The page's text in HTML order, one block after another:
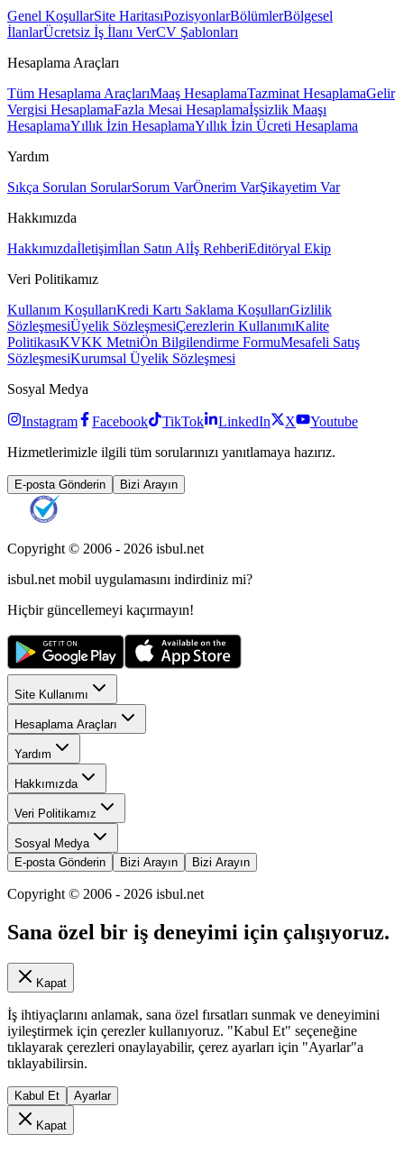
Genel KoşullarSite HaritasıPozisyonlarBölümlerBölgesel
İlanlarÜcretsiz İş İlanı VerCV Şablonları
Hesaplama Araçları
Tüm Hesaplama AraçlarıMaaş HesaplamaTazminat HesaplamaGelir
Vergisi HesaplamaFazla Mesai Hesaplamaİşsizlik Maaşı
HesaplamaYıllık İzin HesaplamaYıllık İzin Ücreti Hesaplama
Yardım
Sıkça Sorulan SorularSorum VarÖnerim VarŞikayetim Var
Hakkımızda
Hakkımızdaİletişimİlan Satın Alİş RehberiEditöryal Ekip
Veri Politikamız
Kullanım KoşullarıKredi Kartı Saklama KoşullarıGizlilik
SözleşmesiÜyelik SözleşmesiÇerezlerin KullanımıKalite
PolitikasıKVKK MetniÖn Bilgilendirme FormuMesafeli Satış
SözleşmesiKurumsal Üyelik Sözleşmesi
Sosyal Medya
Instagram Facebook TikTok LinkedIn X
Youtube
Hizmetlerimizle ilgili tüm sorularınızı yanıtlamaya hazırız.
E-posta Gönderin Bizi Arayın
Copyright © 2006 - 2026 isbul.net
isbul.net mobil uygulamasını indirdiniz mi?
Hiçbir güncellemeyi kaçırmayın!
Site Kullanımı
Hesaplama Araçları
Yardım
Hakkımızda
Veri Politikamız
Sosyal Medya
E-posta Gönderin
Bizi Arayın Bizi Arayın
Copyright © 2006 - 2026 isbul.net
Sana özel bir iş deneyimi için çalışıyoruz.
Kapat
İş ihtiyaçlarını anlamak, sana özel fırsatları sunmak ve deneyimini
iyileştirmek için çerezler kullanıyoruz. "Kabul Et" seçeneğine
tıklayarak çerezleri onaylayabilir, çerez ayarları için "Ayarlar"a
tıklayabilirsin.
Kabul Et Ayarlar
Kapat